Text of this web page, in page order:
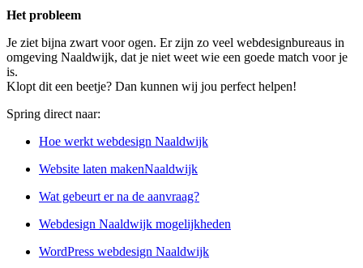
Het probleem
Je ziet bijna zwart voor ogen. Er zijn zo veel webdesignbureaus in
omgeving Naaldwijk, dat je niet weet wie een goede match voor je
is.
Klopt dit een beetje? Dan kunnen wij jou perfect helpen!
Spring direct naar:
Hoe werkt webdesign Naaldwijk
Website laten makenNaaldwijk
Wat gebeurt er na de aanvraag?
Webdesign Naaldwijk mogelijkheden
WordPress webdesign Naaldwijk